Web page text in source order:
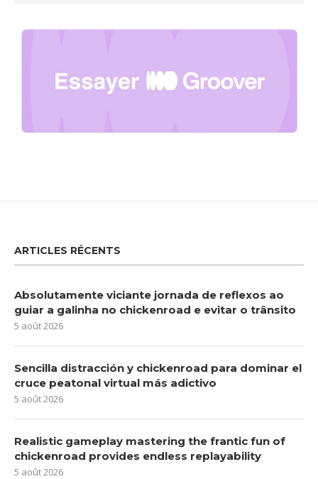
ARTICLES RÉCENTS
Absolutamente viciante jornada de reflexos ao
guiar a galinha no chickenroad e evitar o trânsito
5 août 2026
Sencilla distracción y chickenroad para dominar el
cruce peatonal virtual más adictivo
5 août 2026
Realistic gameplay mastering the frantic fun of
chickenroad provides endless replayability
5 août 2026